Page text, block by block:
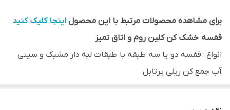
برای مشاهده محصولات مرتبط با این محصول اینجا کلیک کنید
قفسه خشک کن کلین روم و اتاق تمیز
انواع :قفسه دو یا سه طبقه با طبقات لبه دار مشبک و سینی
آب جمع کن ریلی پرتابل